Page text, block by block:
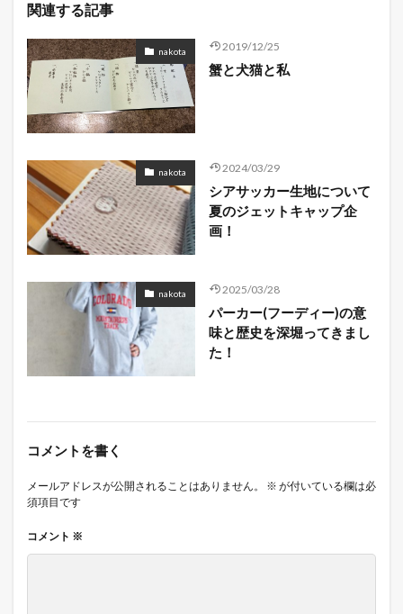
関連する記事
nakota 2019/12/25
蟹と犬猫と私
nakota 2024/03/29
シアサッカー生地について
夏のジェットキャップ企
画！
nakota 2025/03/28
パーカー(フーディー)の意
味と歴史を深堀ってきまし
た！
コメントを書く
メールアドレスが公開されることはありません。 ※ が付いている欄は必
須項目です
コメント ※